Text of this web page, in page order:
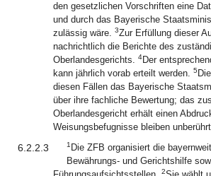
den gesetzlichen Vorschriften eine
und durch das Bayerische
zulässig wäre. 3Zur Erfüllung dieser
nachrichtlich die Berichte des
Oberlandesgerichts. 4Der
kann jährlich vorab erteilt werden. 5
diesen Fällen das Bayerische
über ihre fachliche Bewertung; das
Oberlandesgericht erhält einen
Weisungsbefugnisse bleiben
6.2.2.3 1 Die ZFB organisiert die
Bewährungs- und Gerichtshilfe
2